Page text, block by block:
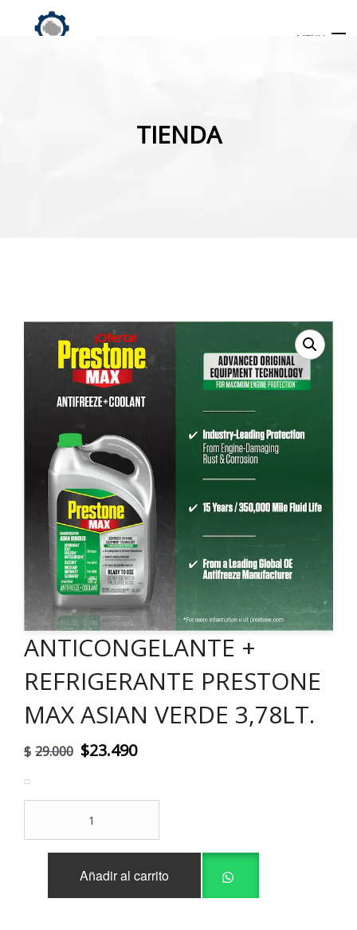
MENU
TIENDA
¡Oferta!
ANTICONGELANTE +
REFRIGERANTE PRESTONE
MAX ASIAN VERDE 3,78LT.
$ 29.000 El
original
era:
$29.000.
$23.490El
actual
$23.490.
REFRIGERANTE
Añadir al carrito